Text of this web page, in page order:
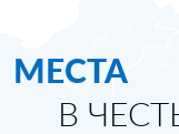
МЕСТА
В